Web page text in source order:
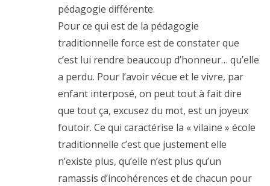
pédagogie différente.
Pour ce qui est de la pédagogie
traditionnelle force est de constater que
c’est lui rendre beaucoup d’honneur… qu’elle
a perdu. Pour l’avoir vécue et le vivre, par
enfant interposé, on peut tout à fait dire
que tout ça, excusez du mot, est un joyeux
foutoir. Ce qui caractérise la « vilaine » école
traditionnelle c’est que justement elle
n’existe plus, qu’elle n’est plus qu’un
ramassis d’incohérences et de chacun pour